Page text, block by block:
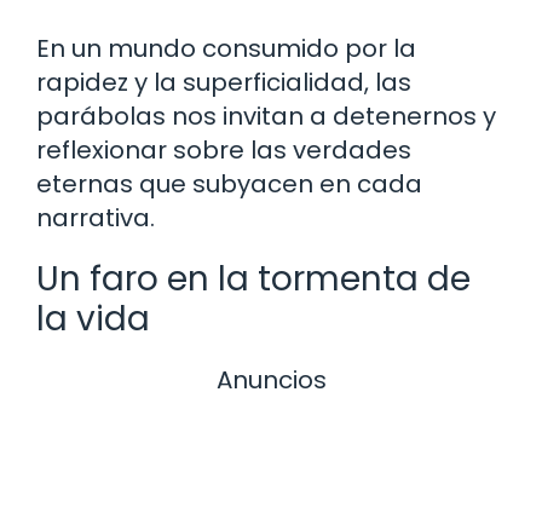
En un mundo consumido por la
rapidez y la superficialidad, las
parábolas nos invitan a detenernos y
reflexionar sobre las verdades
eternas que subyacen en cada
narrativa.
Un faro en la tormenta de
la vida
Anuncios